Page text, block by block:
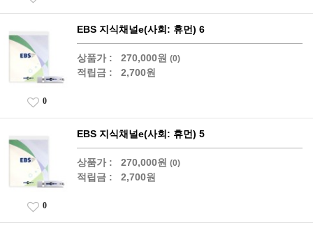
EBS 지식채널e(사회: 휴먼) 6
상품가 : 270,000원 (0)
적립금 : 2,700원
0
EBS 지식채널e(사회: 휴먼) 5
상품가 : 270,000원 (0)
적립금 : 2,700원
0